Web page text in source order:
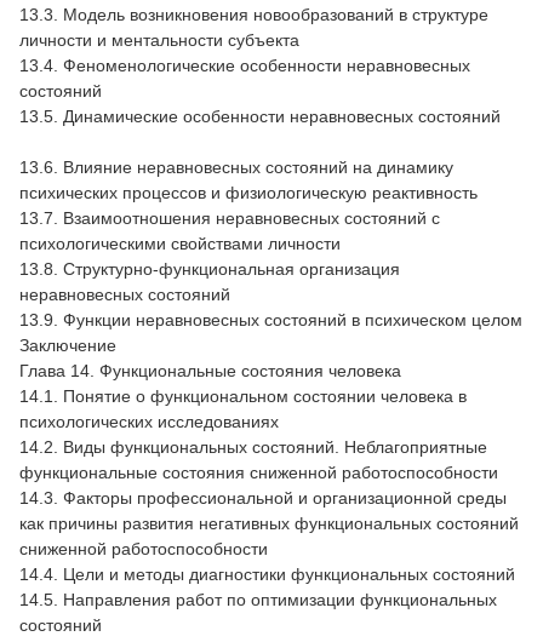
13.3. Модель возникновения новообразований в структуре
личности и ментальности субъекта
13.4. Феноменологические особенности неравновесных
состояний
13.5. Динамические особенности неравновесных состояний
13.6. Влияние неравновесных состояний на динамику
психических процессов и физиологическую реактивность
13.7. Взаимоотношения неравновесных состояний с
психологическими свойствами личности
13.8. Структурно-функциональная организация
неравновесных состояний
13.9. Функции неравновесных состояний в психическом целом
Заключение
Глава 14. Функциональные состояния человека
14.1. Понятие о функциональном состоянии человека в
психологических исследованиях
14.2. Виды функциональных состояний. Неблагоприятные
функциональные состояния сниженной работоспособности
14.3. Факторы профессиональной и организационной среды
как причины развития негативных функциональных состояний
сниженной работоспособности
14.4. Цели и методы диагностики функциональных состояний
14.5. Направления работ по оптимизации функциональных
состояний